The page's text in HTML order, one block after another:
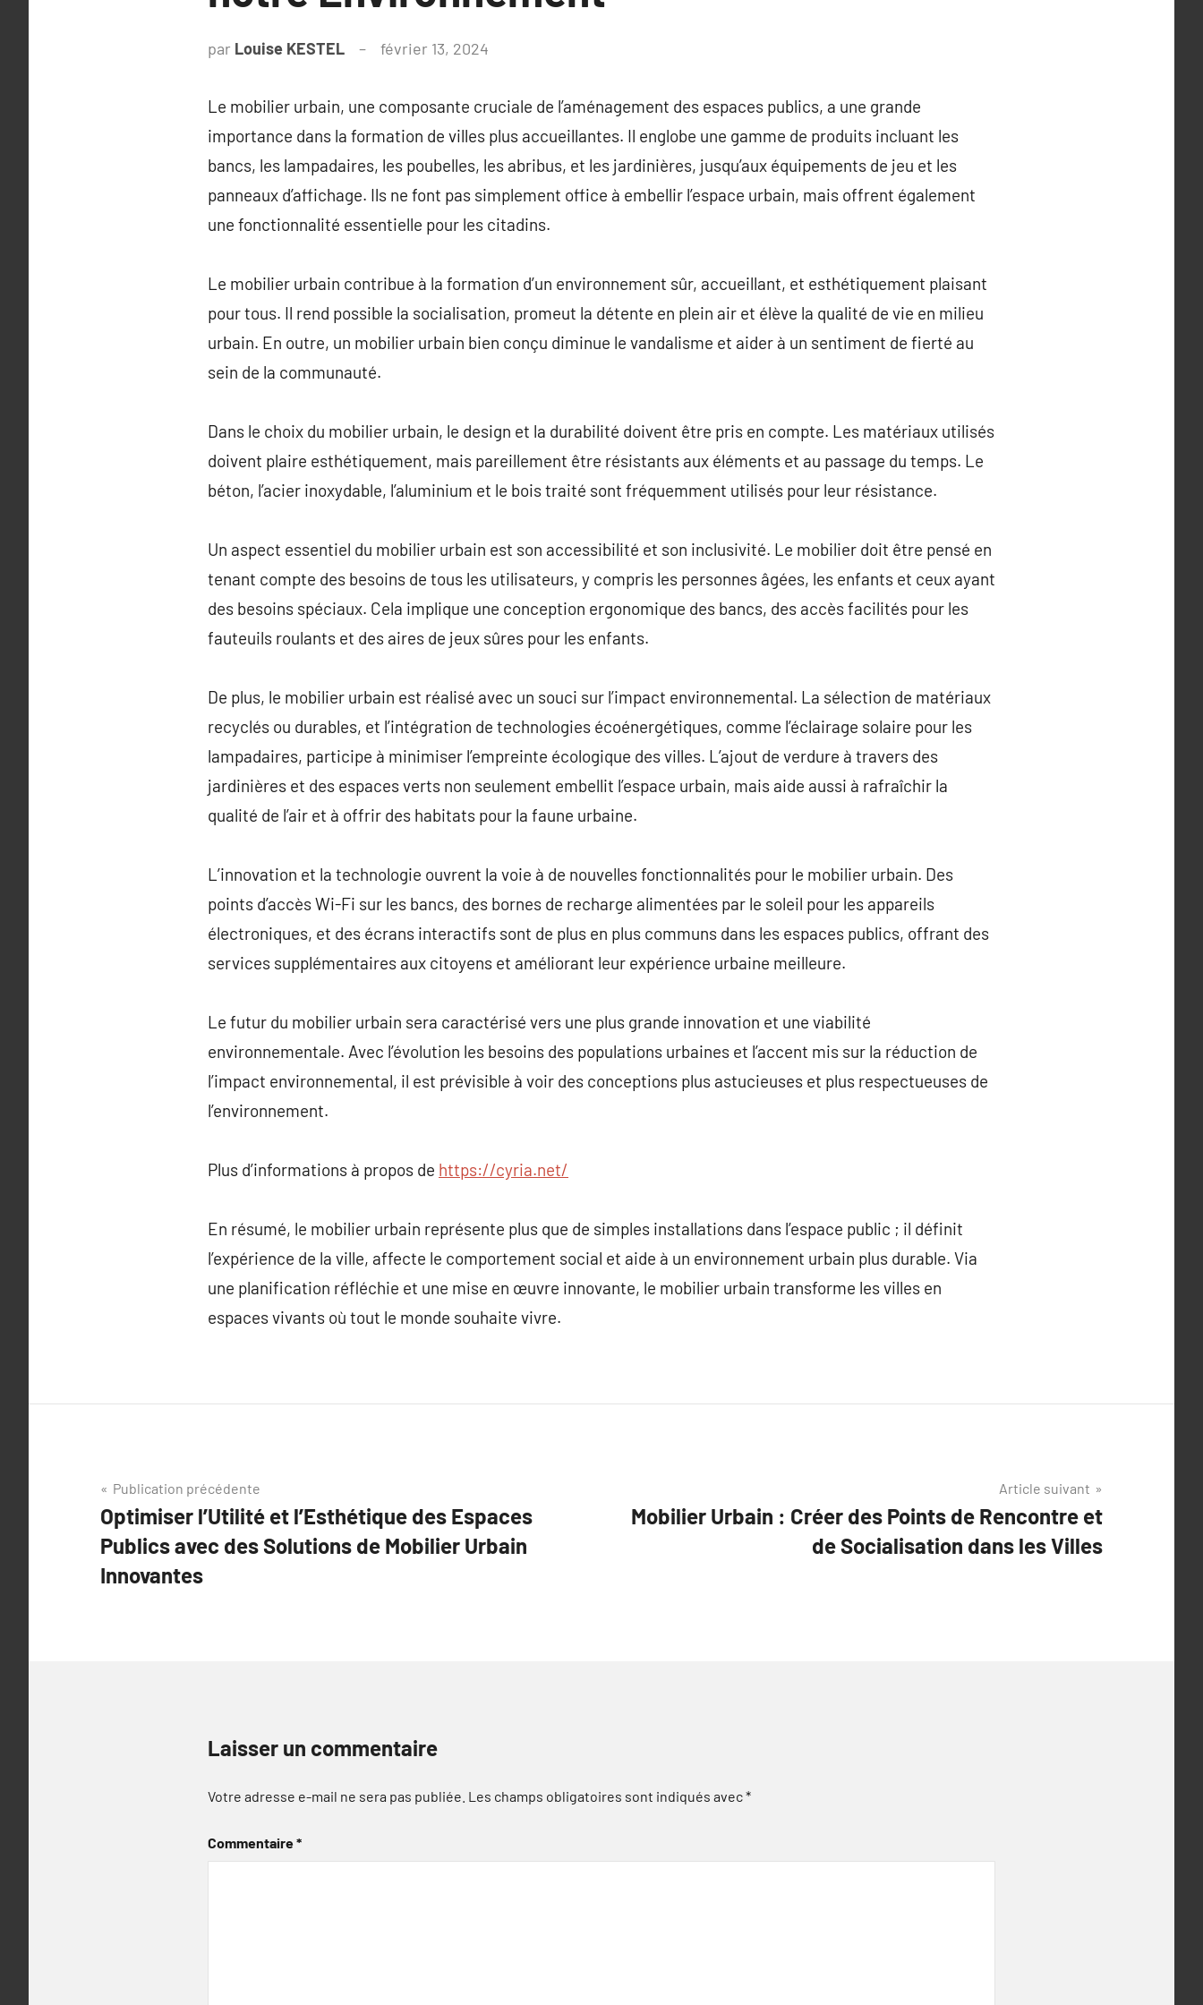
par Louise KESTEL février 13, 2024
Le mobilier urbain, une composante cruciale de l’aménagement des espaces publics, a une grande
importance dans la formation de villes plus accueillantes. Il englobe une gamme de produits incluant les
bancs, les lampadaires, les poubelles, les abribus, et les jardinières, jusqu’aux équipements de jeu et les
panneaux d’affichage. Ils ne font pas simplement office à embellir l’espace urbain, mais offrent également
une fonctionnalité essentielle pour les citadins.
Le mobilier urbain contribue à la formation d’un environnement sûr, accueillant, et esthétiquement plaisant
pour tous. Il rend possible la socialisation, promeut la détente en plein air et élève la qualité de vie en milieu
urbain. En outre, un mobilier urbain bien conçu diminue le vandalisme et aider à un sentiment de fierté au
sein de la communauté.
Dans le choix du mobilier urbain, le design et la durabilité doivent être pris en compte. Les matériaux utilisés
doivent plaire esthétiquement, mais pareillement être résistants aux éléments et au passage du temps. Le
béton, l’acier inoxydable, l’aluminium et le bois traité sont fréquemment utilisés pour leur résistance.
Un aspect essentiel du mobilier urbain est son accessibilité et son inclusivité. Le mobilier doit être pensé en
tenant compte des besoins de tous les utilisateurs, y compris les personnes âgées, les enfants et ceux ayant
des besoins spéciaux. Cela implique une conception ergonomique des bancs, des accès facilités pour les
fauteuils roulants et des aires de jeux sûres pour les enfants.
De plus, le mobilier urbain est réalisé avec un souci sur l’impact environnemental. La sélection de matériaux
recyclés ou durables, et l’intégration de technologies écoénergétiques, comme l’éclairage solaire pour les
lampadaires, participe à minimiser l’empreinte écologique des villes. L’ajout de verdure à travers des
jardinières et des espaces verts non seulement embellit l’espace urbain, mais aide aussi à rafraîchir la
qualité de l’air et à offrir des habitats pour la faune urbaine.
L’innovation et la technologie ouvrent la voie à de nouvelles fonctionnalités pour le mobilier urbain. Des
points d’accès Wi-Fi sur les bancs, des bornes de recharge alimentées par le soleil pour les appareils
électroniques, et des écrans interactifs sont de plus en plus communs dans les espaces publics, offrant des
services supplémentaires aux citoyens et améliorant leur expérience urbaine meilleure.
Le futur du mobilier urbain sera caractérisé vers une plus grande innovation et une viabilité
environnementale. Avec l’évolution les besoins des populations urbaines et l’accent mis sur la réduction de
l’impact environnemental, il est prévisible à voir des conceptions plus astucieuses et plus respectueuses de
l’environnement.
Plus d’informations à propos de https://cyria.net/
En résumé, le mobilier urbain représente plus que de simples installations dans l’espace public ; il définit
l’expérience de la ville, affecte le comportement social et aide à un environnement urbain plus durable. Via
une planification réfléchie et une mise en œuvre innovante, le mobilier urbain transforme les villes en
espaces vivants où tout le monde souhaite vivre.
Navigation
de
l’article
Publication précédente
Optimiser l’Utilité et l’Esthétique des Espaces
Publics avec des Solutions de Mobilier Urbain
Innovantes
Article suivant
Mobilier Urbain : Créer des Points de Rencontre et
de Socialisation dans les Villes
Laisser un commentaire
Votre adresse e-mail ne sera pas publiée. Les champs obligatoires sont indiqués avec*
Commentaire*